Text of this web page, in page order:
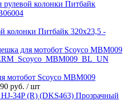
колонки Питбайк 320x23,5 -
мотобот Scoyco MBM009
руб. / шт